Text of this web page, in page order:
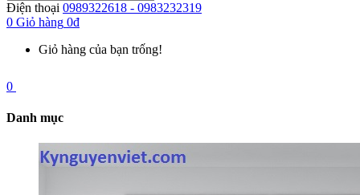
Điện thoại 0989322618 - 0983232319
0 Giỏ hàng 0đ
Giỏ hàng của bạn trống!
0
Danh mục